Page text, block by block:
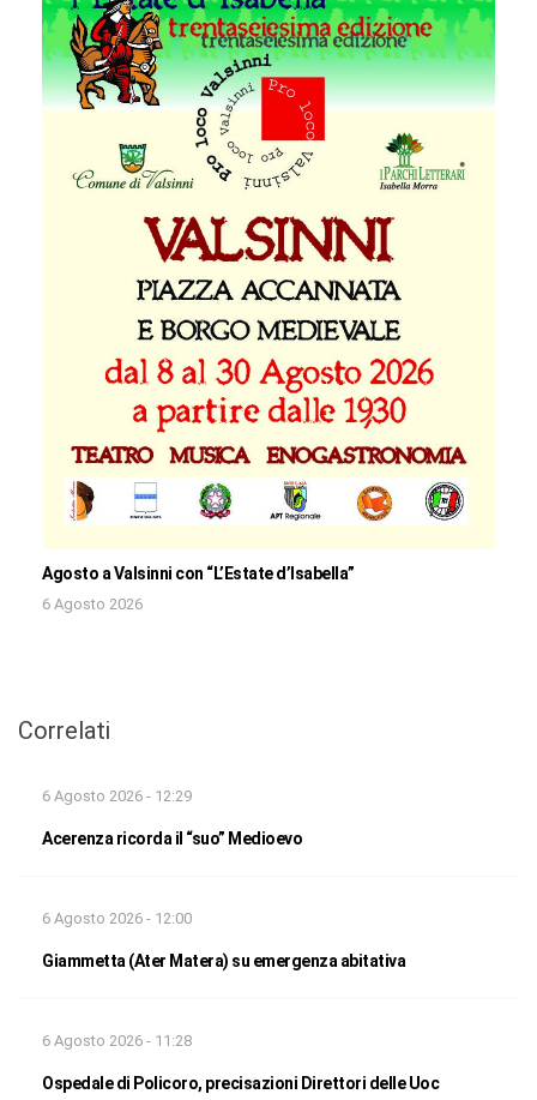
Agosto a Valsinni con “L’Estate d’Isabella”
6 Agosto 2026
Correlati
6 Agosto 2026 - 12:29
Acerenza ricorda il “suo” Medioevo
6 Agosto 2026 - 12:00
Giammetta (Ater Matera) su emergenza abitativa
6 Agosto 2026 - 11:28
Ospedale di Policoro, precisazioni Direttori delle Uoc